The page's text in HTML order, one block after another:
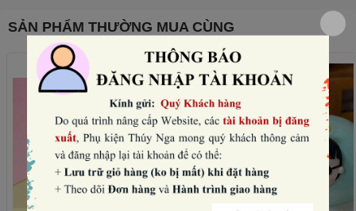
SẢN PHẨM THƯỜNG MUA CÙNG